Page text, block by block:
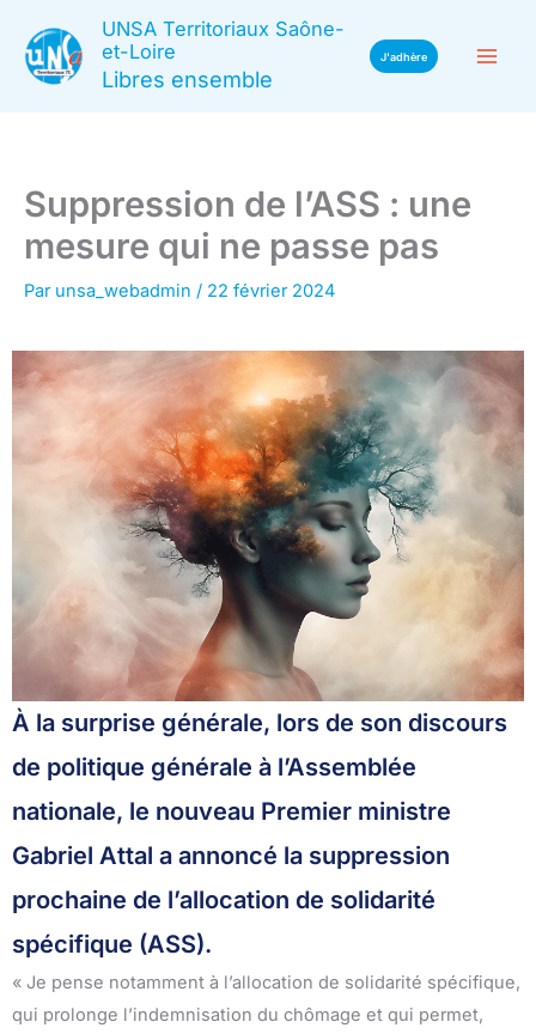
contenu
UNSA Territoriaux Saône-
et-Loire
Libres ensemble
J'adhère
Suppression de l’ASS : une
mesure qui ne passe pas
Par unsa_webadmin / 22 février 2024
À la surprise générale, lors de son discours
de politique générale à l’Assemblée
nationale, le nouveau Premier ministre
Gabriel Attal a annoncé la suppression
prochaine de l’allocation de solidarité
spécifique (ASS).
« Je pense notamment à l’allocation de solidarité spécifique,
qui prolonge l’indemnisation du chômage et qui permet,